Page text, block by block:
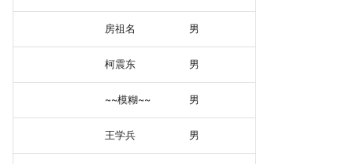
房祖名 男
柯震东 男
~~模糊~~ 男
王学兵 男